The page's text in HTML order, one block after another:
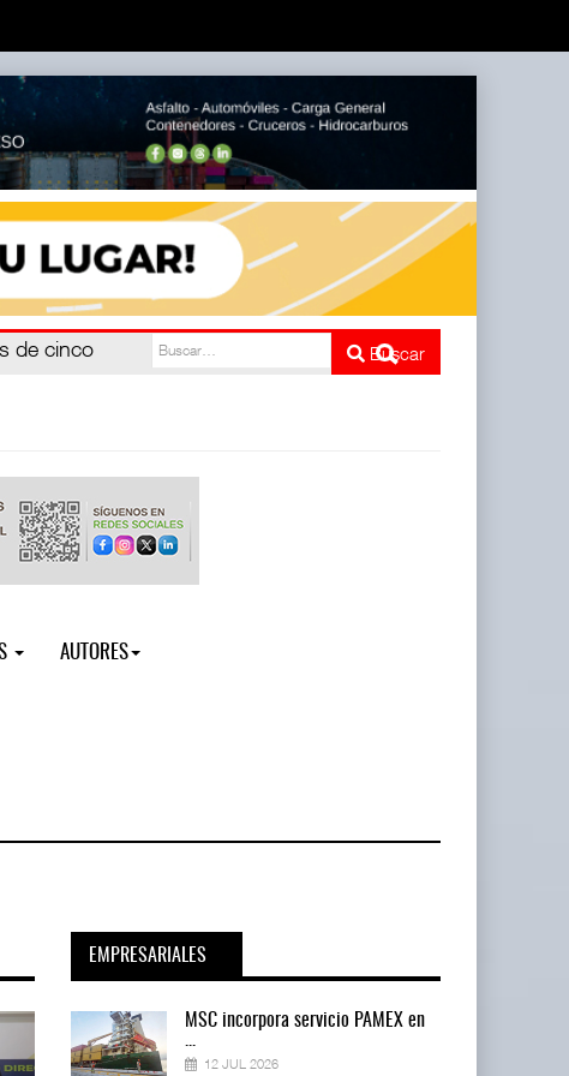
de cinco
Buscar
AUTORES
EMPRESARIALES
en
MSC incorpora servicio PAMEX en
12 JUL 2026